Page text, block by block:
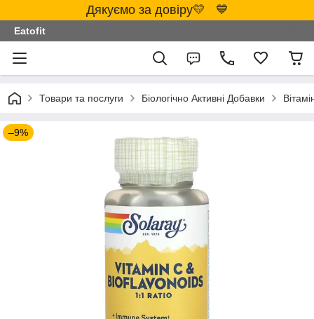
Дякуємо за довіру💛 💙
Eatofit
Товари та послуги Біологічно Активні Добавки
–9%